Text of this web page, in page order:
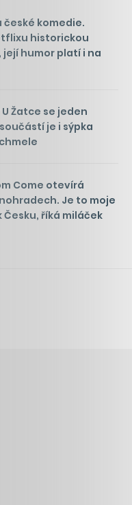
české komedie.
historickou
její humor platí i na
Žatce se jeden
je i sýpka
Come otevírá
Je to moje
Česku, říká miláček